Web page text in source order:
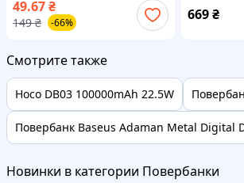
10X (Красный)
49.67₴
149 ₴ -66%
00063849
669₴
Смотрите также
Hoco DB03 100000mAh 22.5W
Повербанк Baseus Adaman Metal Digital
Новинки в категории Повербанки